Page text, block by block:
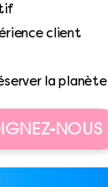
client
la planète
NOUS